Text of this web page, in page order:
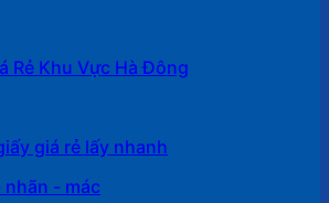
Rẻ Khu Vực Hà Đông
giá rẻ lấy nhanh
nhãn - mác